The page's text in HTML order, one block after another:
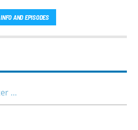
INFO AND EPISODES